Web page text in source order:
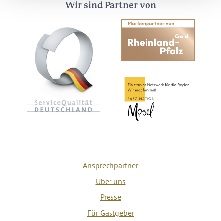
Wir sind Partner von
Ansprechpartner
Über uns
Presse
Für Gastgeber